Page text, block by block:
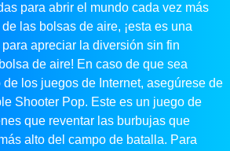
para abrir el mundo cada vez más
las bolsas de aire, ¡esta es una
apreciar la diversión sin fin
de aire! En caso de que sea
los juegos de Internet, asegúrese de
Shooter Pop. Este es un juego de
que reventar las burbujas que
alto del campo de batalla. Para